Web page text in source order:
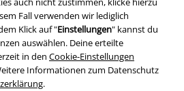
Fall verwenden wir lediglich
Klick auf "Einstellungen" kannst du
auswählen. Deine erteilte
in den Cookie-Einstellungen
Informationen zum Datenschutz
.